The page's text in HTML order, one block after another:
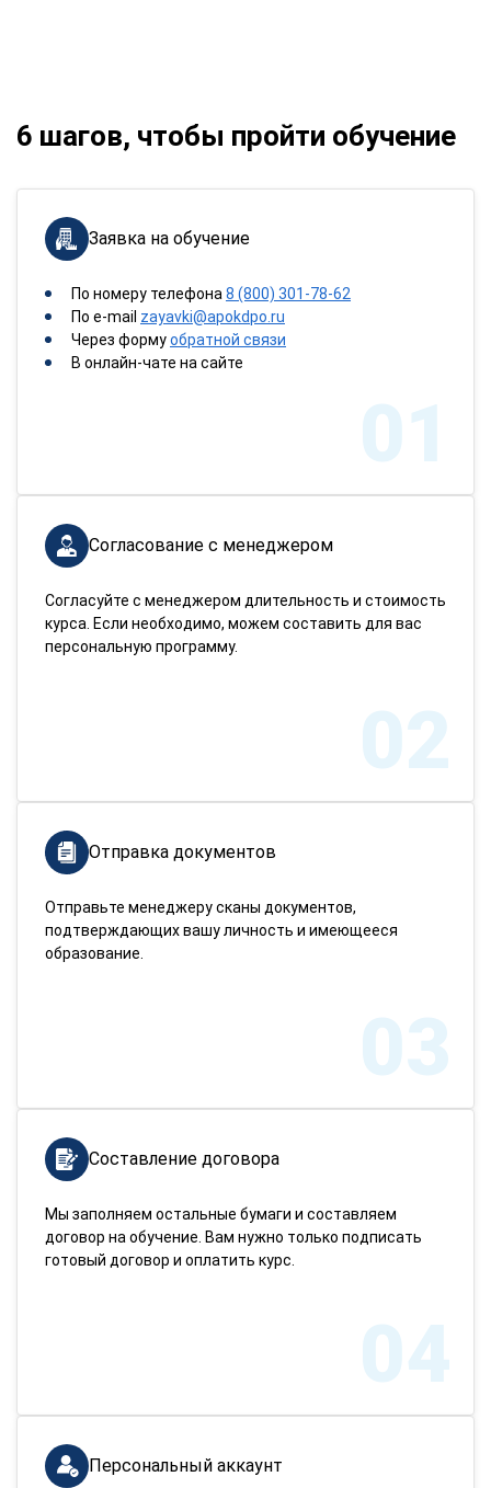
6 шагов, чтобы пройти обучение
Заявка на обучение
По номеру телефона 8 (800) 301-78-62
По e-mail zayavki@apokdpo.ru
Через формуобратной связи
В онлайн-чате на сайте
01
Согласование с менеджером
Согласуйте с менеджером длительность и стоимость
курса. Если необходимо, можем составить для вас
персональную программу.
02
Отправка документов
Отправьте менеджеру сканы документов,
подтверждающих вашу личность и имеющееся
образование.
03
Составление договора
Мы заполняем остальные бумаги и составляем
договор на обучение. Вам нужно только подписать
готовый договор и оплатить курс.
04
Персональный аккаунт